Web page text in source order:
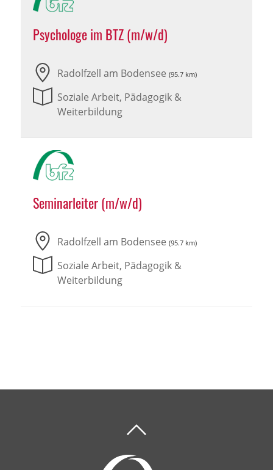
Psychologe im BTZ (m/w/d)
Radolfzell am Bodensee (95.7 km)
Soziale Arbeit, Pädagogik &
Weiterbildung
Seminarleiter (m/w/d)
Radolfzell am Bodensee (95.7 km)
Soziale Arbeit, Pädagogik &
Weiterbildung